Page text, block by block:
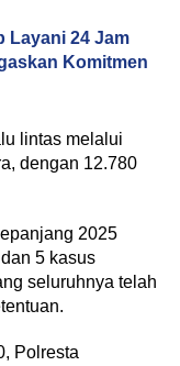
Layani 24 Jam
Komitmen
lintas melalui
dengan 12.780
2025
5 kasus
seluruhnya telah
Polresta